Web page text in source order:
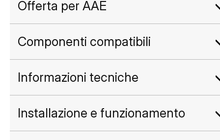
Offerta per AAE
Componenti compatibili
Informazioni tecniche
Installazione e funzionamento